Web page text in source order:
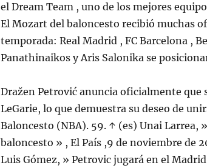
el Dream Team , uno de los mejores
El Mozart del baloncesto recibió muchas
temporada: Real Madrid , FC Barcelona ,
Panathinaikos y Aris Salonika se
Dražen Petrović anuncia oficialmente que
LeGarie, lo que demuestra su deseo de
Baloncesto (NBA). 59. ↑ (es) Unai Larrea,
baloncesto » , El País ,9 de noviembre de
Luis Gómez, » Petrovic jugará en el